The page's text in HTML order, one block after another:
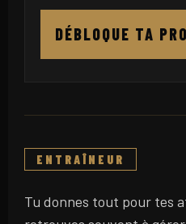
DÉBLOQUE TA
Tu donnes tout pour tes